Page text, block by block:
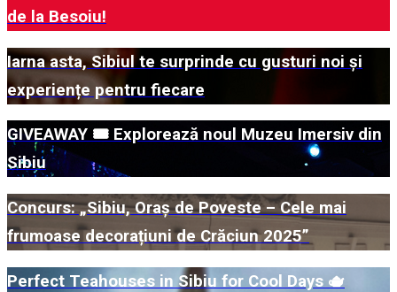
de la Besoiu!
Iarna asta, Sibiul te surprinde cu gusturi noi și
experiențe pentru fiecare
GIVEAWAY 🎟️ Explorează noul Muzeu Imersiv din
Sibiu
Concurs: „Sibiu, Oraș de Poveste – Cele mai
frumoase decorațiuni de Crăciun 2025”
Perfect Teahouses in Sibiu for Cool Days 🫖